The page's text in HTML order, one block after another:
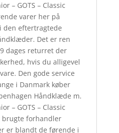
– GOTS – Classic
varer her på
den eftertragtede
Det er ren
dages returret der
hvis du alligevel
Den gode service
i Danmark køber
Håndklæde m.
– GOTS – Classic
brugte forhandler
er blandt de førende i